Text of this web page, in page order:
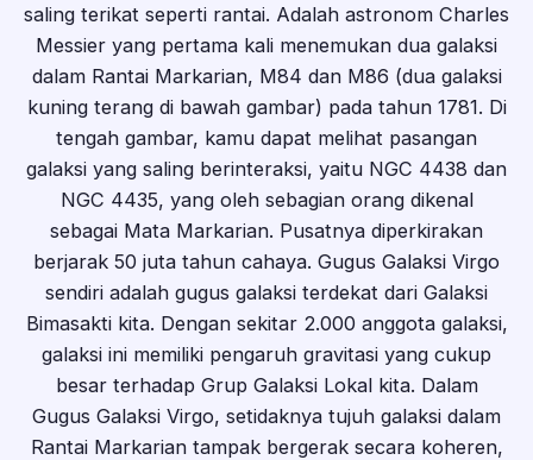
saling terikat seperti rantai. Adalah astronom Charles
Messier yang pertama kali menemukan dua galaksi
dalam Rantai Markarian, M84 dan M86 (dua galaksi
kuning terang di bawah gambar) pada tahun 1781. Di
tengah gambar, kamu dapat melihat pasangan
galaksi yang saling berinteraksi, yaitu NGC 4438 dan
NGC 4435, yang oleh sebagian orang dikenal
sebagai Mata Markarian. Pusatnya diperkirakan
berjarak 50 juta tahun cahaya. Gugus Galaksi Virgo
sendiri adalah gugus galaksi terdekat dari Galaksi
Bimasakti kita. Dengan sekitar 2.000 anggota galaksi,
galaksi ini memiliki pengaruh gravitasi yang cukup
besar terhadap Grup Galaksi Lokal kita. Dalam
Gugus Galaksi Virgo, setidaknya tujuh galaksi dalam
Rantai Markarian tampak bergerak secara koheren,